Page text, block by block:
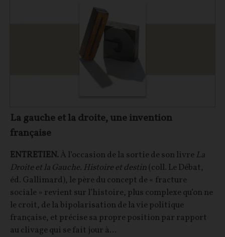
La gauche et la droite, une invention
française
ENTRETIEN.À l’occasion de la sortie de son livre La
Droite et la Gauche. Histoire et destin(coll. Le Débat,
éd. Gallimard), le père du concept de « fracture
sociale » revient sur l’histoire, plus complexe qu’on ne
le croit, de la bipolarisation de la vie politique
française, et précise sa propre position par rapport
au clivage qui se fait jour à...